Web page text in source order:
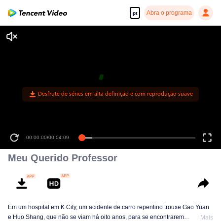
pt Abra o programa
00:00:00/00:04:09
Meu Querido Professor
Em um hospital em K City, um acidente de carro repentino trouxe Gao Yuan
e Huo Shang, que não se viam há oito anos, para se encontrarem
Mais